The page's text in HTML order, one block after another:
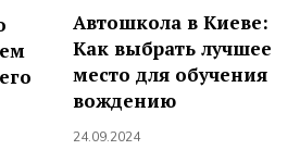
Автошкола в Киеве:
Как выбрать лучшее
место для обучения
вождению
24.09.2024